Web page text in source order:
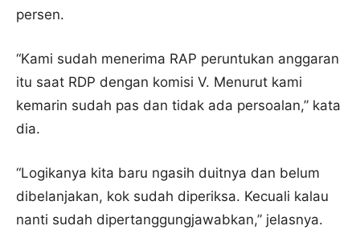
persen.
“Kami sudah menerima RAP peruntukan anggaran
itu saat RDP dengan komisi V. Menurut kami
kemarin sudah pas dan tidak ada persoalan,” kata
dia.
“Logikanya kita baru ngasih duitnya dan belum
dibelanjakan, kok sudah diperiksa. Kecuali kalau
nanti sudah dipertanggungjawabkan,” jelasnya.